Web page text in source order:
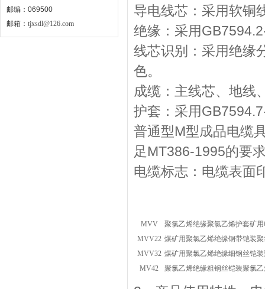
邮编：069500
邮箱： tjxsdl@126.com
导电线芯：采用软铜
绝缘：采用
线芯识别：采用绝缘
色。
成缆：主线芯、地线
护套：采用
普通型M型成品电缆
足MT386-1995的要
电缆标志：电缆表面
MVV
聚氯乙烯绝缘聚氯乙烯护套矿
MVV22 煤矿用聚氯乙烯绝缘钢带铠装
MVV32 煤矿用聚氯乙烯绝缘细钢丝铠
MV42
聚氯乙烯绝缘粗钢丝铠装聚氯